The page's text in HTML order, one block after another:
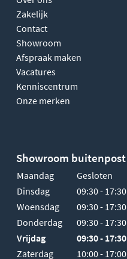
Zakelijk
Contact
Showroom
Afspraak maken
Vacatures
Kenniscentrum
Onze merken
Showroom buitenpost
Maandag
Gesloten
Dinsdag
09:30 - 17:30
Woensdag
09:30 - 17:30
Donderdag
09:30 - 17:30
Vrijdag
09:30 - 17:30
Zaterdag
10:00 - 17:00